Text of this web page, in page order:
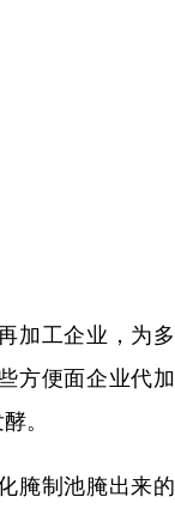
加工企业，为多
方便面企业代加
。
腌制池腌出来的